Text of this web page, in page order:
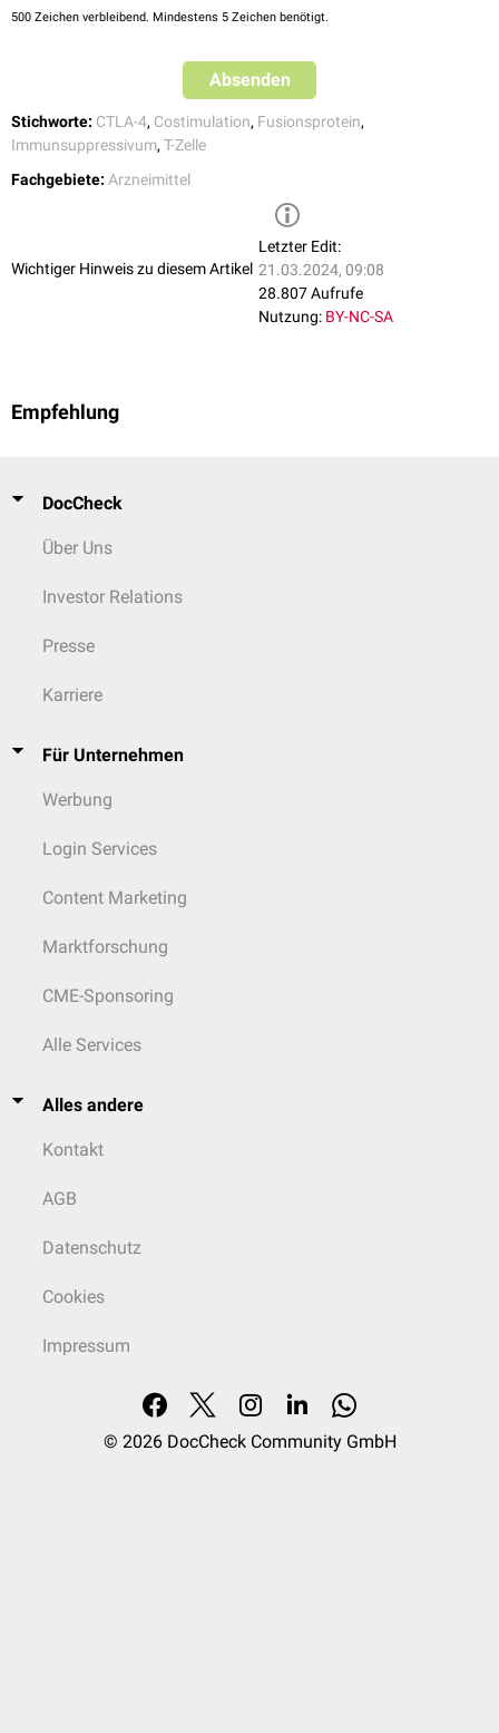
500 Zeichen verbleibend. Mindestens 5 Zeichen benötigt.
Absenden
Stichworte: CTLA-4, Costimulation, Fusionsprotein,
Immunsuppressivum, T-Zelle
Fachgebiete: Arzneimittel
Wichtiger Hinweis zu diesem Artikel
Letzter Edit:
21.03.2024, 09:08
28.807 Aufrufe
Nutzung: BY-NC-SA
Empfehlung
DocCheck
Über Uns
Investor Relations
Presse
Karriere
Für Unternehmen
Werbung
Login Services
Content Marketing
Marktforschung
CME-Sponsoring
Alle Services
Alles andere
Kontakt
AGB
Datenschutz
Cookies
Impressum
© 2026 DocCheck Community GmbH